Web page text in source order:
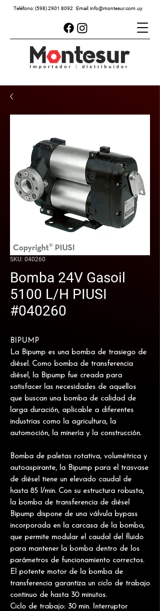
Teléfono:(598) 2901 8092 Email:info@montesur.com.uy
SKU: 040260
Bomba 24V Gasoil
5100 L/H PIUSI
#040260
BIPUMP
La Bipump es una bomba de trasiego de
diésel. Como bomba de transferencia
diésel, la Bipump fue creada para
satisfacer las necesidades de aquellos
que buscan una bomba de calidad de
larga duración, aplicable a diferentes
industrias como la agricultura, la
automoción, la minería y la construcción.
Bomba de paletas rotativa, volumétrica y
autoaspirante, la Bipump para el trasvase
de diésel tiene un elevado caudal de
hasta 85 l/min. Con su estructura robusta,
la bomba de transferencia de diésel
Bipump dispone de una válvula bypass
incorporada en la carcasa de la bomba,
que permite modular el caudal del fluido
para mantener la bomba dentro de los
parámetros de funcionamiento correctos.
El potente motor de la bomba de
transferencia garantiza un ciclo de trabajo
continuo de hasta 30 minutos.
Ciclo de trabajo: 30 min. Interruptor